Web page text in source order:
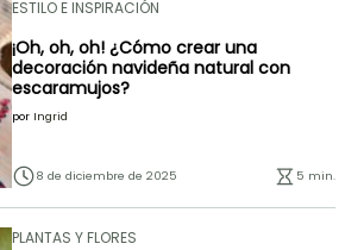
ESTILO E INSPIRACIÓN
¡Oh, oh, oh! ¿Cómo crear una
decoración navideña natural con
escaramujos?
por Ingrid
8 de diciembre de 2025 5 min.
PLANTAS Y FLORES